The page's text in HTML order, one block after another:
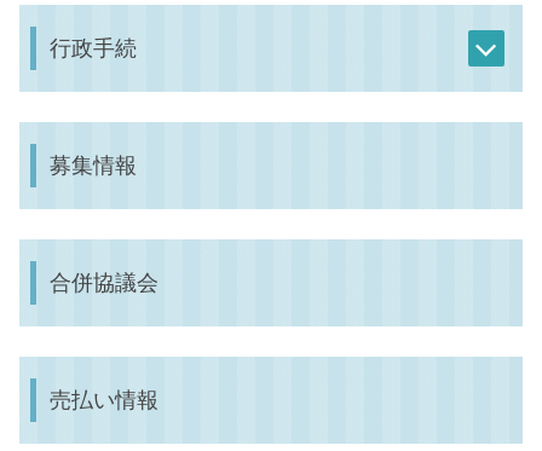
行政手続
募集情報
合併協議会
売払い情報